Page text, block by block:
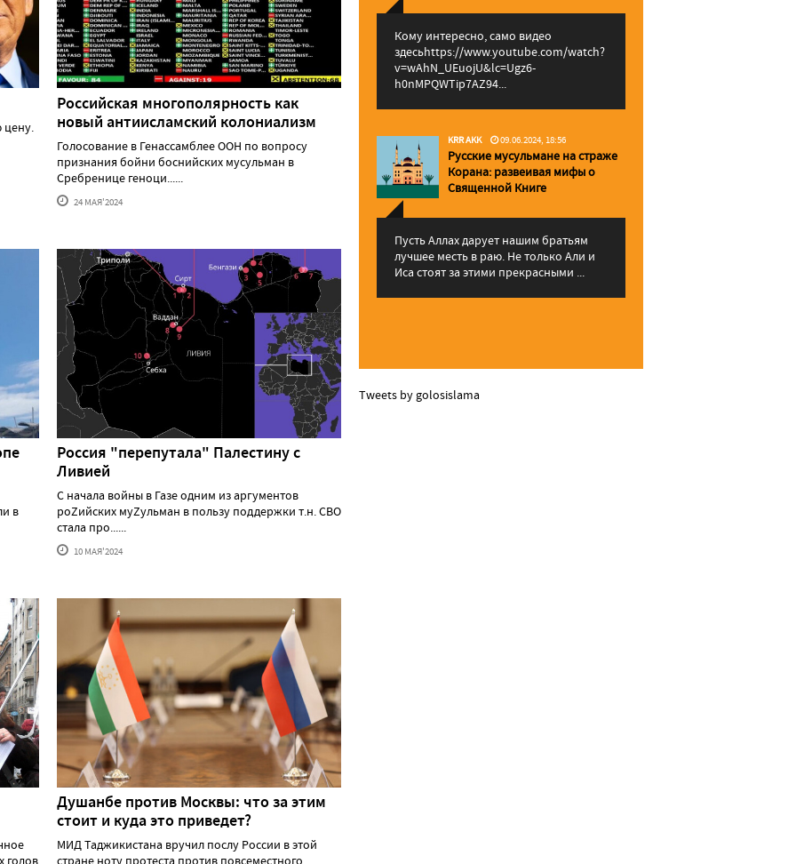
цену.
Российская многополярность как
новый антиисламский колониализм
Голосование в Генассамблее ООН по вопросу
признания бойни боснийских мусульман в
Сребренице геноци......
24 МАЯ'2024
в
Россия "перепутала" Палестину с
Ливией
С начала войны в Газе одним из аргументов
роZийских муZульман в пользу поддержки т.н. СВО
стала про......
10 МАЯ'2024
годов
Душанбе против Москвы: что за этим
стоит и куда это приведет?
МИД Таджикистана вручил послу России в этой
стране ноту протеста против повсеместного
Кому интересно, само видео
здесьhttps://www.youtube.com/watch?
v=wAhN_UEuojU&lc=Ugz6-
h0nMPQWTip7AZ94...
KRR AKK 09.06.2024, 18:56
Русские мусульмане на страже
Корана: pазвеивая мифы о
Священной Книге
Пусть Аллах дарует нашим братьям
лучшее месть в раю. Не только Али и
Иса стоят за этими прекрасными ...
Tweets by golosislama